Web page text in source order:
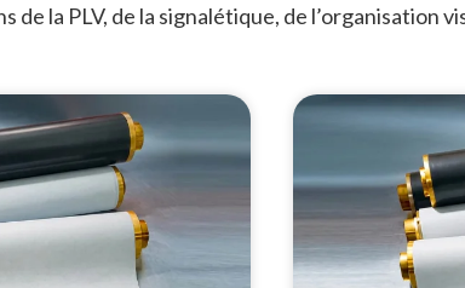
de la PLV, de la signalétique, de l’organisation